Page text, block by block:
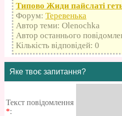
Типово Жиди пайслаті
Форум: Теревенька
Автор теми: Olenochka
Автор останнього
Кількість відповідей: 0
Яке твоє запитання?
Текст повідомлення
*: